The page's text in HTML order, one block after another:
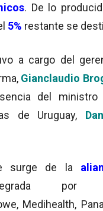
. De lo
5% restante se
a cargo del
Gianclaudio
del ministro
de Uruguay,
surge de la
por
Medihealth,